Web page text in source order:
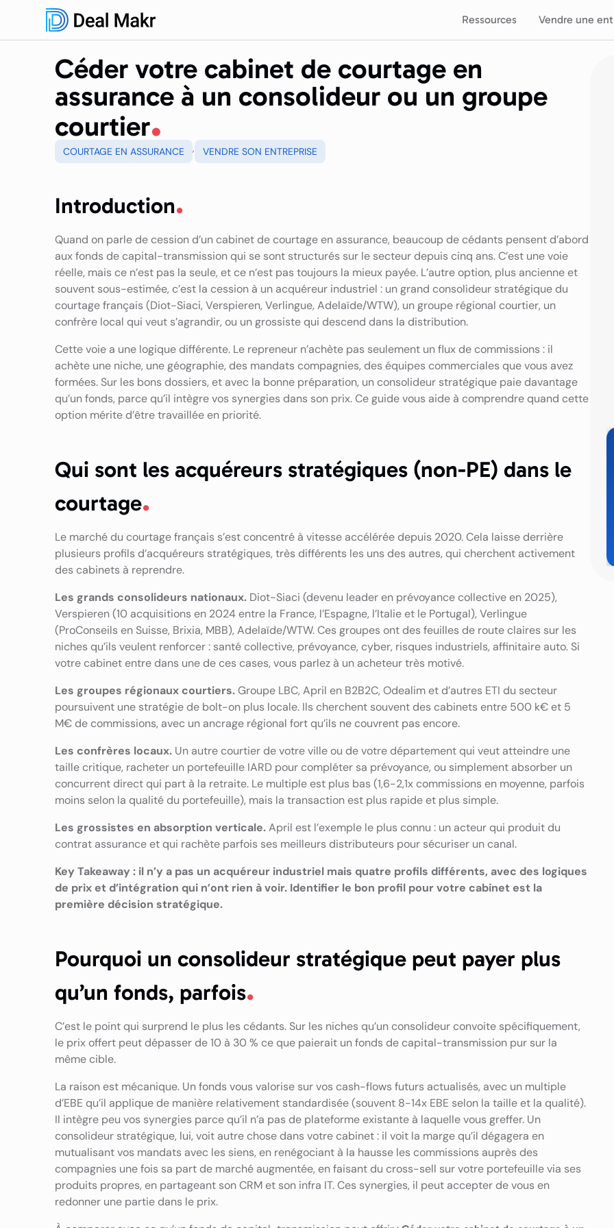
Ressources Vendre une
Céder votre cabinet de courtage en
assurance à un consolideur ou un groupe
courtier
COURTAGE EN ASSURANCE , VENDRE SON ENTREPRISE
Introduction
Quand on parle de cession d’un cabinet de courtage en assurance, beaucoup de cédants pensent d’abord
aux fonds de capital-transmission qui se sont structurés sur le secteur depuis cinq ans. C’est une voie
réelle, mais ce n’est pas la seule, et ce n’est pas toujours la mieux payée. L’autre option, plus ancienne et
souvent sous-estimée, c’est la cession à un acquéreur industriel : un grand consolideur stratégique du
courtage français (Diot-Siaci, Verspieren, Verlingue, Adelaïde/WTW), un groupe régional courtier, un
confrère local qui veut s’agrandir, ou un grossiste qui descend dans la distribution.
Cette voie a une logique différente. Le repreneur n’achète pas seulement un flux de commissions : il
achète une niche, une géographie, des mandats compagnies, des équipes commerciales que vous avez
formées. Sur les bons dossiers, et avec la bonne préparation, un consolideur stratégique paie davantage
qu’un fonds, parce qu’il intègre vos synergies dans son prix. Ce guide vous aide à comprendre quand cette
option mérite d’être travaillée en priorité.
Qui sont les acquéreurs stratégiques (non-PE) dans le
courtage
Le marché du courtage français s’est concentré à vitesse accélérée depuis 2020. Cela laisse derrière
plusieurs profils d’acquéreurs stratégiques, très différents les uns des autres, qui cherchent activement
des cabinets à reprendre.
Les grands consolideurs nationaux. Diot-Siaci (devenu leader en prévoyance collective en 2025),
Verspieren (10 acquisitions en 2024 entre la France, l’Espagne, l’Italie et le Portugal), Verlingue
(ProConseils en Suisse, Brixia, MBB), Adelaïde/WTW. Ces groupes ont des feuilles de route claires sur les
niches qu’ils veulent renforcer : santé collective, prévoyance, cyber, risques industriels, affinitaire auto. Si
votre cabinet entre dans une de ces cases, vous parlez à un acheteur très motivé.
Les groupes régionaux courtiers.Groupe LBC, April en B2B2C, Odealim et d’autres ETI du secteur
poursuivent une stratégie de bolt-on plus locale. Ils cherchent souvent des cabinets entre 500 k€ et 5
M€ de commissions, avec un ancrage régional fort qu’ils ne couvrent pas encore.
Les confrères locaux. Un autre courtier de votre ville ou de votre département qui veut atteindre une
taille critique, racheter un portefeuille IARD pour compléter sa prévoyance, ou simplement absorber un
concurrent direct qui part à la retraite. Le multiple est plus bas (1,6-2,1x commissions en moyenne, parfois
moins selon la qualité du portefeuille), mais la transaction est plus rapide et plus simple.
Les grossistes en absorption verticale.April est l’exemple le plus connu : un acteur qui produit du
contrat assurance et qui rachète parfois ses meilleurs distributeurs pour sécuriser un canal.
Key Takeaway : il n’y a pas un acquéreur industriel mais quatre profils différents, avec des logiques
de prix et d’intégration qui n’ont rien à voir. Identifier le bon profil pour votre cabinet est la
première décision stratégique.
Pourquoi un consolideur stratégique peut payer plus
qu’un fonds, parfois
C’est le point qui surprend le plus les cédants. Sur les niches qu’un consolideur convoite spécifiquement,
le prix offert peut dépasser de 10 à 30 % ce que paierait un fonds de capital-transmission pur sur la
même cible.
La raison est mécanique. Un fonds vous valorise sur vos cash-flows futurs actualisés, avec un multiple
d’EBE qu’il applique de manière relativement standardisée (souvent 8-14x EBE selon la taille et la qualité).
Il intègre peu vos synergies parce qu’il n’a pas de plateforme existante à laquelle vous greffer. Un
consolideur stratégique, lui, voit autre chose dans votre cabinet : il voit la marge qu’il dégagera en
mutualisant vos mandats avec les siens, en renégociant à la hausse les commissions auprès des
compagnies une fois sa part de marché augmentée, en faisant du cross-sell sur votre portefeuille via ses
produits propres, en partageant son CRM et son infra IT. Ces synergies, il peut accepter de vous en
redonner une partie dans le prix.